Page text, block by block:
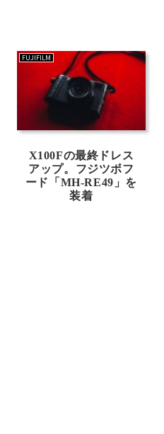
FUJIFILM
X100Fの最終ドレス
アップ。フジツボフ
ード「MH-RE49」を
装着